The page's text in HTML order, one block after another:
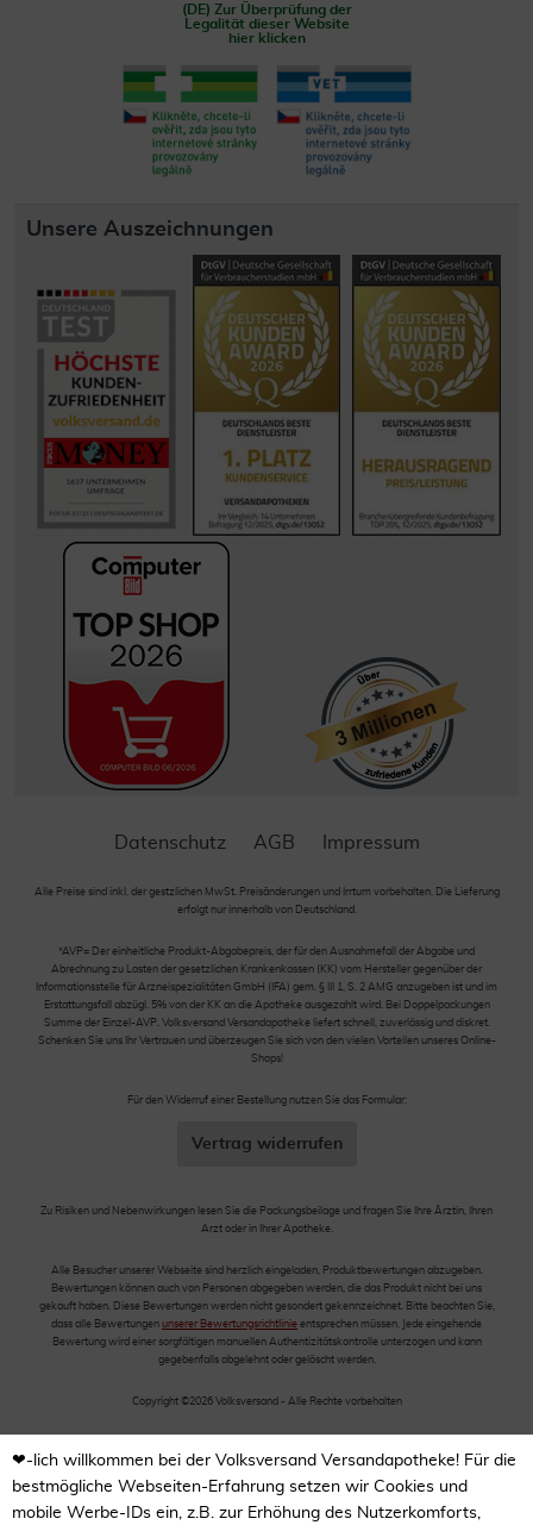
(DE) Zur Überprüfung der
Legalität dieser Website
hier klicken
Unsere Auszeichnungen
Datenschutz AGB Impressum
Alle Preise sind inkl. der gestzlichen MwSt. Preisänderungen und Irrtum vorbehalten. Die Lieferung
erfolgt nur innerhalb von Deutschland.
*AVP= Der einheitliche Produkt-Abgabepreis, der für den Ausnahmefall der Abgabe und
Abrechnung zu Lasten der gesetzlichen Krankenkassen (KK) vom Hersteller gegenüber der
Informationsstelle für Arzneispezialitäten GmbH (IFA) gem. § III 1, S. 2 AMG anzugeben ist und im
Erstattungsfall abzügl. 5% von der KK an die Apotheke ausgezahlt wird. Bei Doppelpackungen
Summe der Einzel-AVP. Volksversand Versandapotheke liefert schnell, zuverlässig und diskret.
Schenken Sie uns Ihr Vertrauen und überzeugen Sie sich von den vielen Vorteilen unseres Online-
Shops!
Für den Widerruf einer Bestellung nutzen Sie das Formular:
Vertrag widerrufen
Zu Risiken und Nebenwirkungen lesen Sie die Packungsbeilage und fragen Sie Ihre Ärztin, Ihren
Arzt oder in Ihrer Apotheke.
Alle Besucher unserer Webseite sind herzlich eingeladen, Produktbewertungen abzugeben.
Bewertungen können auch von Personen abgegeben werden, die das Produkt nicht bei uns
gekauft haben. Diese Bewertungen werden nicht gesondert gekennzeichnet. Bitte beachten Sie,
dass alle Bewertungen unserer Bewertungsrichtlinie entsprechen müssen. Jede eingehende
Bewertung wird einer sorgfältigen manuellen Authentizitätskontrolle unterzogen und kann
gegebenfalls abgelehnt oder gelöscht werden.
Copyright ©2026 Volksversand - Alle Rechte vorbehalten
❤-lich willkommen bei der Volksversand Versandapotheke! Für die
bestmögliche Webseiten-Erfahrung setzen wir Cookies und
mobile Werbe-IDs ein, z.B. zur Erhöhung des Nutzerkomforts,